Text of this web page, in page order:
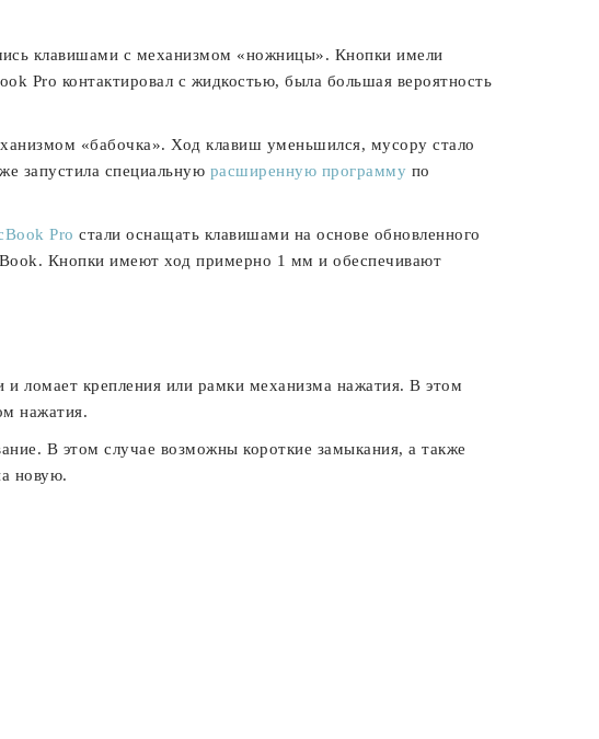
клавишами с механизмом «ножницы». Кнопки имели
Pro контактировал с жидкостью, была большая вероятность
«бабочка». Ход клавиш уменьшился, мусору стало
запустила специальную расширенную программу по
Pro стали оснащать клавишами на основе обновленного
Кнопки имеют ход примерно 1 мм и обеспечивают
ломает крепления или рамки механизма нажатия. В этом
нажатия.
В этом случае возможны короткие замыкания, а также
новую.